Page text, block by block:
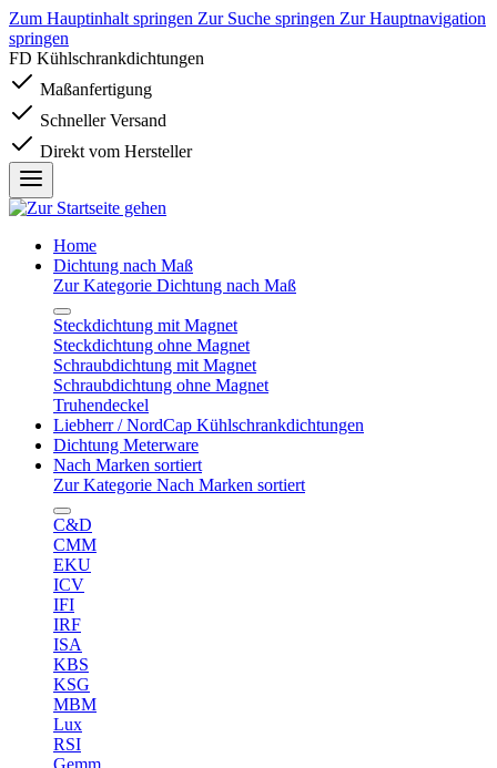
Zum Hauptinhalt springen Zur Suche springen Zur Hauptnavigation
springen
FD Kühlschrankdichtungen
Maßanfertigung
Schneller Versand
Direkt vom Hersteller
Home
Dichtung nach Maß
Zur Kategorie Dichtung nach Maß
Steckdichtung mit Magnet
Steckdichtung ohne Magnet
Schraubdichtung mit Magnet
Schraubdichtung ohne Magnet
Truhendeckel
Liebherr / NordCap Kühlschrankdichtungen
Dichtung Meterware
Nach Marken sortiert
Zur Kategorie Nach Marken sortiert
C&D
CMM
EKU
ICV
IFI
IRF
ISA
KBS
KSG
MBM
Lux
RSI
Gemm